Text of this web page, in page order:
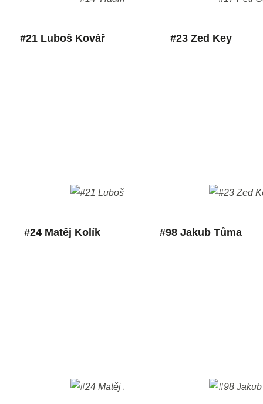
#21 Luboš Kovář #23 Zed Key
#24 Matěj Kolík #98 Jakub Tůma